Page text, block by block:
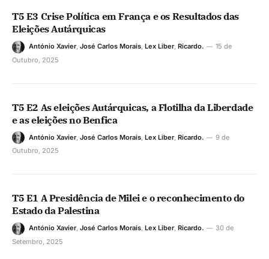
T5 E3 Crise Política em França e os Resultados das
Eleições Autárquicas
António Xavier, José Carlos Morais, Lex Liber, Ricardo.
15 de
Outubro, 2025
T5 E2 As eleições Autárquicas, a Flotilha da Liberdade
e as eleições no Benfica
António Xavier, José Carlos Morais Lex Liber, Ricardo.
9 de
Outubro, 2025
T5 E1 A Presidência de Milei e o reconhecimento do
Estado da Palestina
António Xavier, José Carlos Morais, Lex Liber, Ricardo.
30 de
Setembro, 2025